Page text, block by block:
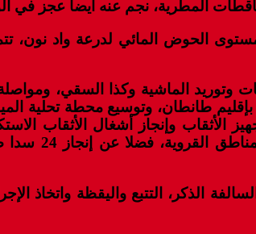
الحوض المائي لدرعة واد نون،
الماشية وكذا السقي، ومواصلة
طانطان، وتوسيع محطة تحلية
الأثقاب وإنجاز أشغال الأثقاب
الطبقات الجوفية
الذكر، التتبع واليقظة واتخاذ